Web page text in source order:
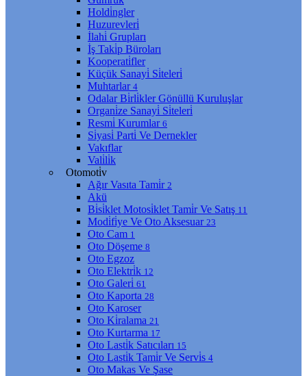
Holdi̇ngler
Huzurevleri̇
İlahi̇ Grupları
İş Taki̇p Büroları
Kooperati̇fler
Küçük Sanayi̇ Si̇teleri̇
Muhtarlar 4
Odalar Bi̇rli̇kler Gönüllü Kuruluşlar
Organi̇ze Sanayi̇ Si̇teleri̇
Resmi̇ Kurumlar 6
Si̇yasi̇ Parti̇ Ve Dernekler
Vakıflar
Vali̇li̇k
Otomoti̇v
Ağır Vasıta Tami̇r 2
Akü
Bi̇si̇klet Motosi̇klet Tami̇r Ve Satış 11
Modi̇fi̇ye Ve Oto Aksesuar 23
Oto Cam 1
Oto Döşeme 8
Oto Egzoz
Oto Elektri̇k 12
Oto Galeri̇ 61
Oto Kaporta 28
Oto Karoser
Oto Ki̇ralama 21
Oto Kurtarma 17
Oto Lasti̇k Satıcıları 15
Oto Lasti̇k Tami̇r Ve Servi̇s 4
Oto Makas Ve Şase